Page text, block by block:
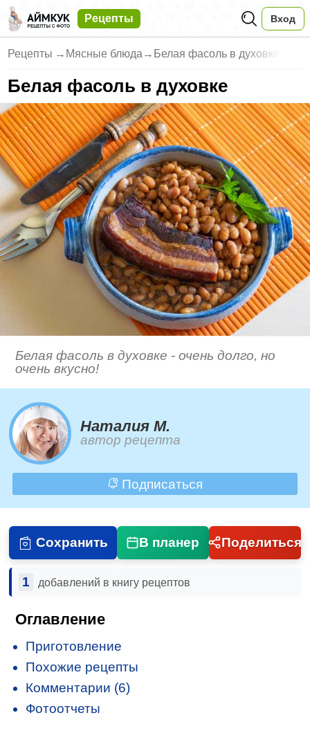
Рецепты Вход
Рецепты → Мясные блюда → Белая фасоль в духовке
Белая фасоль в духовке
Белая фасоль в духовке - очень долго, но
очень вкусно!
Наталия М.
автор рецепта
Подписаться
Сохранить В планер Поделиться
1 добавлений в книгу рецептов
Оглавление
Приготовление
Похожие рецепты
Комментарии (6)
Фотоотчеты